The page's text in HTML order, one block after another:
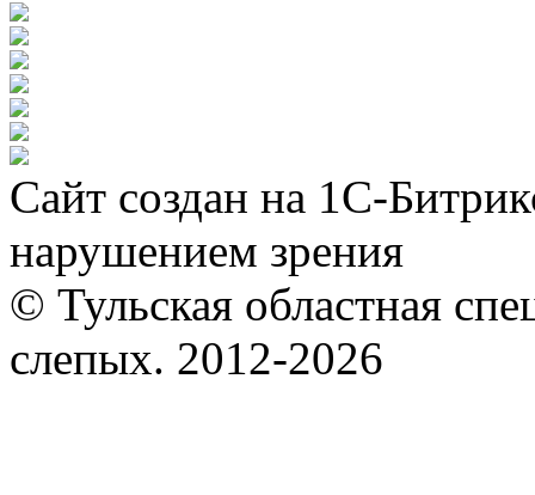
Сайт создан на 1С-
нарушением зрения
© Тульская областная
слепых. 2012-2026